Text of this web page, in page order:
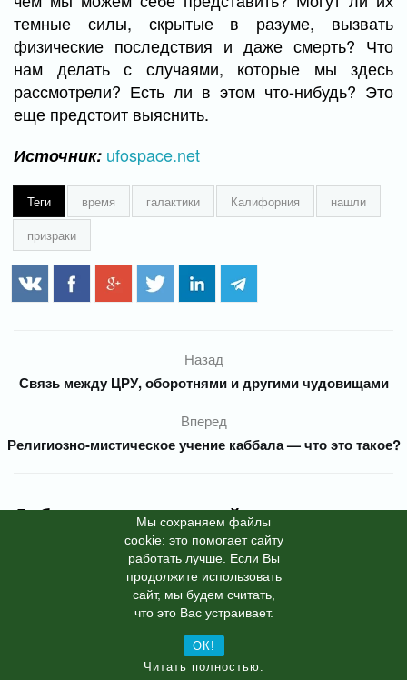
Мы cохраняем файлы
cookie: это помогает сайту
работать лучше. Если Вы
продолжите использовать
сайт, мы будем считать,
что это Вас устраивает.
ОК!
Читать полностью.
темные силы, скрытые в разуме, вызвать
физические последствия и даже смерть? Что
нам делать с случаями, которые мы здесь
рассмотрели? Есть ли в этом что-нибудь? Это
еще предстоит выяснить.
Источник: ufospace.net
Теги время галактики Калифорния
нашли
призраки
Назад
Связь между ЦРУ, оборотнями и другими чудовищами
Вперед
Религиозно-мистическое учение каббала — что это такое?
Добавить комментарий
Ваш адрес email не будет опубликован. Обязательные поля